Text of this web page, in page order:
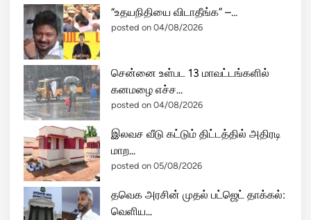
“உதயநிதியை விடாதீங்க” –...
posted on 04/08/2026
சென்னை உள்பட 13 மாவட்டங்களில்
கனமழை எச்ச...
posted on 04/08/2026
இலவச வீடு கட்டும் திட்டத்தில் அதிரடி
மாற...
posted on 05/08/2026
தவெக அரசின் முதல் பட்ஜெட் தாக்கல்:
வெளிய...